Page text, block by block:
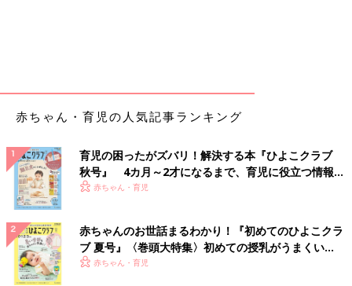
ママもキッズも使える！イブル素材がおしゃれなポ
ーチ、レッスンバッグ
赤ちゃん・育児の人気記事ランキング
育児の困ったがズバリ！解決する本『ひよこクラブ
秋号』 4カ月～2才になるまで、育児に役立つ情報が
いっぱい！
赤ちゃん・育児
赤ちゃんのお世話まるわかり！『初めてのひよこクラ
ブ 夏号』〈巻頭大特集〉初めての授乳がうまくい
く！ おっぱい・ミルクの基本と夏のトラブル 解決テ
赤ちゃん・育児